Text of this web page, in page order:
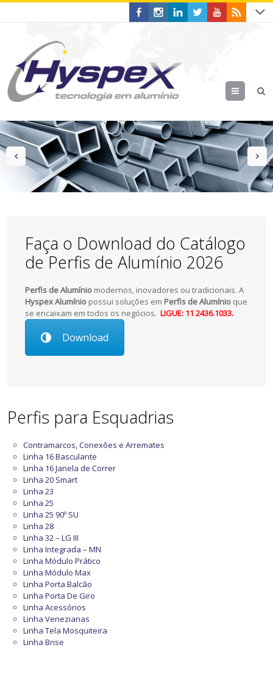
Menu
prev
Faça o Download do Catálogo
de Perfis de Alumínio 2026
Perfis de Alumínio modernos, inovadores ou tradicionais. A
Hyspex Alumínio possui soluções em Perfis de Alumínio que
se encaixam em todos os negócios.LIGUE: 11 2436.1033.
Download
Perfis para Esquadrias
Contramarcos, Conexões e Arremates
Linha 16 Basculante
Linha 16 Janela de Correr
Linha 20 Smart
Linha 23
Linha 25
Linha 25 90º SU
Linha 28
Linha 32 – LG III
Linha Integrada – MN
Linha Módulo Prático
Linha Módulo Max
Linha Porta Balcão
Linha Porta De Giro
Linha Acessórios
Linha Venezianas
Linha Tela Mosquiteira
Linha Brise